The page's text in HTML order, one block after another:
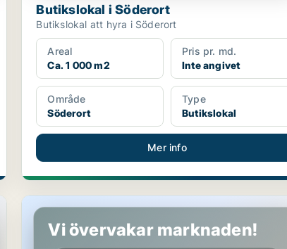
Butikslokal i Söderort
Butikslokal att hyra i Söderort
Areal
Ca. 1 000 m2
Pris pr. md.
Inte angivet
Område
Söderort
Type
Butikslokal
Mer info
Butikslokal på Gärdet/Djurgården
Vi övervakar marknaden!